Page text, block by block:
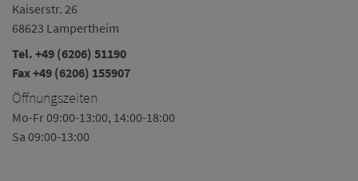
Kaiserstr. 26
68623 Lampertheim
Tel. +49 (6206) 51190
Fax +49 (6206) 155907
Öffnungszeiten
Mo-Fr 09:00-13:00, 14:00-18:00
Sa 09:00-13:00